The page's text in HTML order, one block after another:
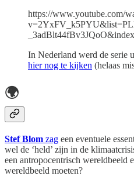
https://www.youtube.com/
In Nederland werd de serie
hier nog te kijken (helaas
🌍
Stef Blom zag een eventuele
wel de ‘held’ zijn in de
een antropocentrisch wereldbeeld
wereldbeeld moeten?